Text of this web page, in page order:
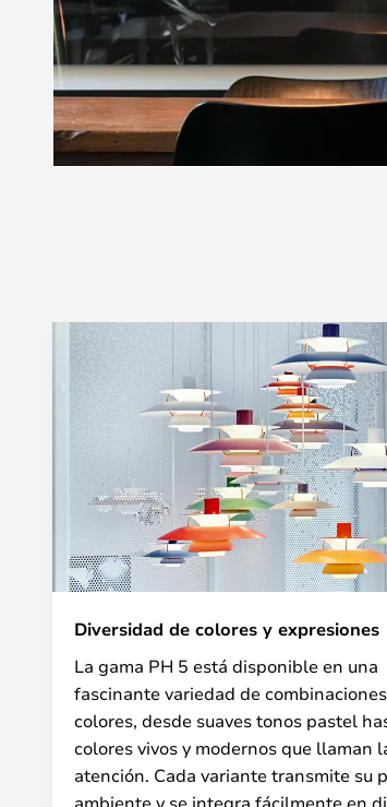
Diversidad de colores y expresiones
La gama PH 5 está disponible en una
fascinante variedad de
colores, desde suaves tonos pastel
colores vivos y modernos que llaman
atención. Cada variante transmite su
ambiente y se integra fácilmente en